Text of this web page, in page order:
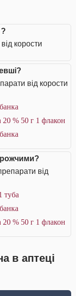
корости
від корости
20 % 50 г 1 флакон
від
туба
20 % 50 г 1 флакон
в аптеці